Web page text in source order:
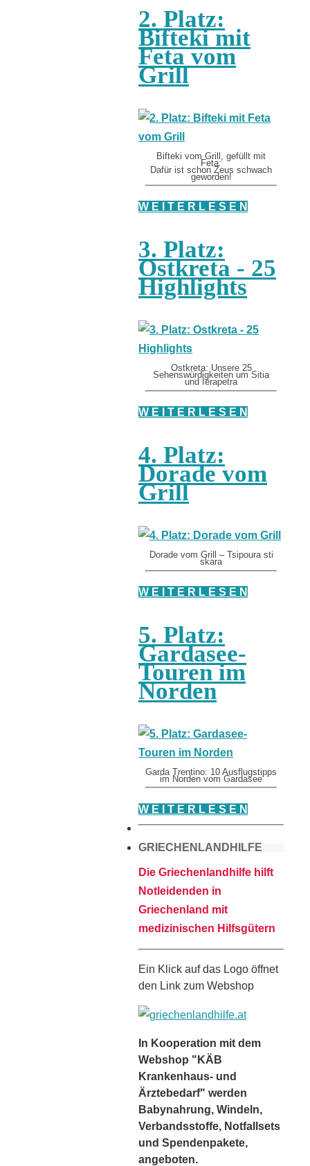
2. Platz:
Bifteki mit
Feta vom
Grill
Bifteki vom Grill, gefüllt mit
Feta:
Dafür ist schon Zeus schwach
geworden!
W E I T E R L E S E N
3. Platz:
Ostkreta - 25
Highlights
Ostkreta: Unsere 25
Sehenswürdigkeiten um Sitia
und Ierapetra
W E I T E R L E S E N
4. Platz:
Dorade vom
Grill
Dorade vom Grill – Tsipoura sti
skara
W E I T E R L E S E N
5. Platz:
Gardasee-
Touren im
Norden
Garda Trentino: 10 Ausflugstipps
im Norden vom Gardasee
W E I T E R L E S E N
GRIECHENLANDHILFE
Die Griechenlandhilfe hilft
Notleidenden in
Griechenland mit
medizinischen Hilfsgütern
Ein Klick auf das Logo öffnet
den Link zum Webshop
In Kooperation mit dem
Webshop "KÄB
Krankenhaus- und
Ärztebedarf" werden
Babynahrung, Windeln,
Verbandsstoffe, Notfallsets
und Spendenpakete,
angeboten.